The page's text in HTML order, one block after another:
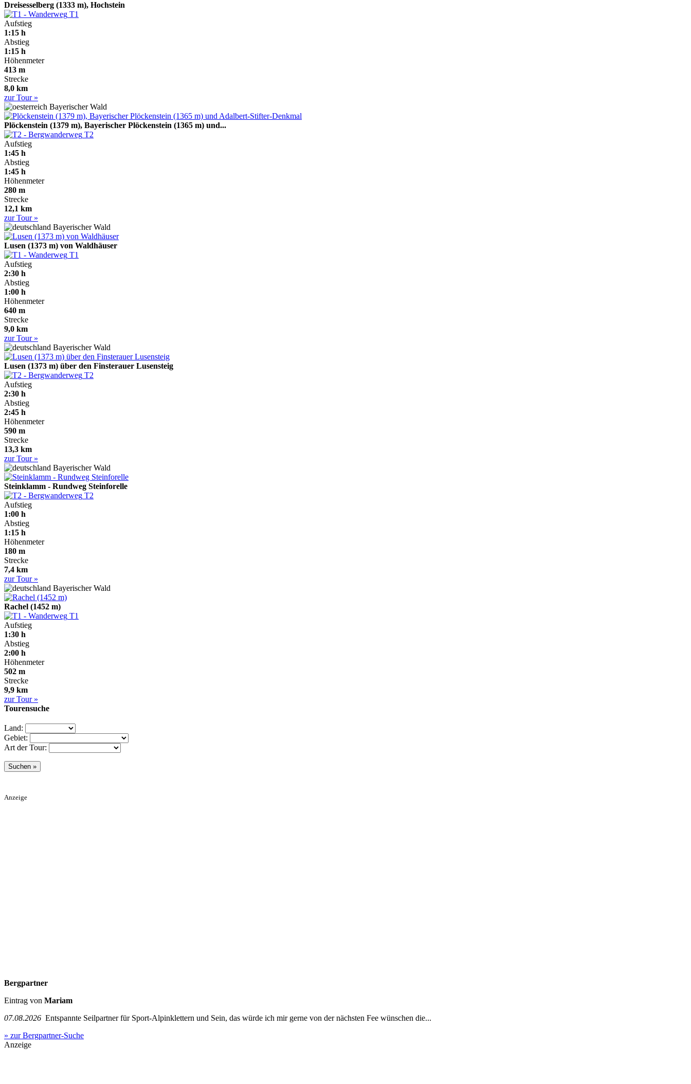
Dreisesselberg (1333 m), Hochstein
T1
Aufstieg
1:15 h
Abstieg
1:15 h
Höhenmeter
413 m
Strecke
8,0 km
zur Tour »
Bayerischer Wald
Plöckenstein (1379 m), Bayerischer Plöckenstein (1365 m) und...
T2
Aufstieg
1:45 h
Abstieg
1:45 h
Höhenmeter
280 m
Strecke
12,1 km
zur Tour »
Bayerischer Wald
Lusen (1373 m) von Waldhäuser
T1
Aufstieg
2:30 h
Abstieg
1:00 h
Höhenmeter
640 m
Strecke
9,0 km
zur Tour »
Bayerischer Wald
Lusen (1373 m) über den Finsterauer Lusensteig
T2
Aufstieg
2:30 h
Abstieg
2:45 h
Höhenmeter
590 m
Strecke
13,3 km
zur Tour »
Bayerischer Wald
Steinklamm - Rundweg Steinforelle
T2
Aufstieg
1:00 h
Abstieg
1:15 h
Höhenmeter
180 m
Strecke
7,4 km
zur Tour »
Bayerischer Wald
Rachel (1452 m)
T1
Aufstieg
1:30 h
Abstieg
2:00 h
Höhenmeter
502 m
Strecke
9,9 km
zur Tour »
Tourensuche
Land:
Gebiet:
Art der Tour:
Anzeige
Bergpartner
Eintrag von Mariam
07.08.2026 Entspannte Seilpartner für Sport-Alpinklettern und Sein, das würde ich mir gerne von der nächsten Fee wünschen die...
» zur Bergpartner-Suche
Anzeige